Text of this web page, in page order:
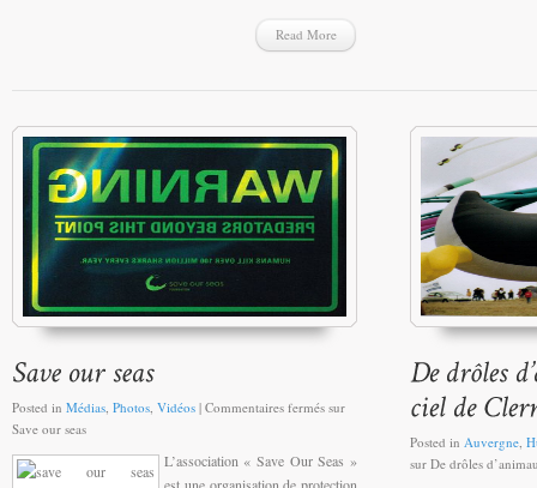
Read More
Posted in Médias, Photos, Vidéos | Commentaires fermés sur
Save our seas
L’association « Save Our Seas »
Posted in Auvergne
sur De drôles